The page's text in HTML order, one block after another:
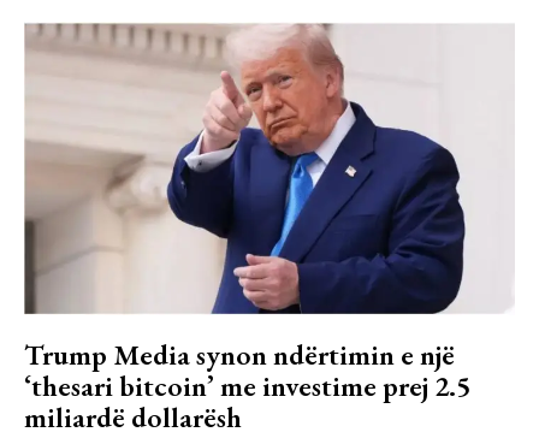
Trump Media synon ndërtimin e një
‘thesari bitcoin’ me investime prej 2.5
miliardë dollarësh